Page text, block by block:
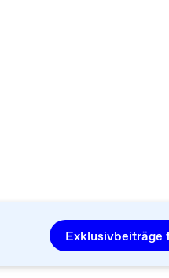
Exklusivbeiträge